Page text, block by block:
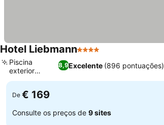
Hotel Liebmann4 Estrelas
8,9Excelente (896 pontuações)
Piscina
exterior
sazonal
De € 169
Consulte os preços de 9 sites